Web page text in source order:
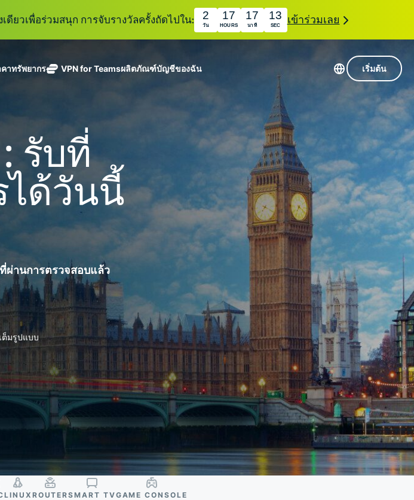
ดียวเพื่อร่วมสนุก การจับรางวัลครั้งถัดไปใน: 2
วัน
17
HOURS
17
นาที
12
SEC เข้าร่วมเลย
VPN ความเร็วสูง
ารออนไลน์อย่างปลอดภัย
สมบัติทั้งหมด
การสมัครสมาชิกหนึ่งบัญชีจะมอบการเข้าถึงชุดเครื่องมือความเป็นส่วนตัว
และความปลอดภัยที่มีการเพิ่มขึ้นอย่างต่อเนื่องซึ่งสามารถใช้งานร่วมกันได้
อย่างราบรื่นเพื่อยกระดับชีวิตดิจิทัลของคุณ
ดูผลิตภัณฑ์ทั้งหมด
MacOS
Linux
าทรัพยากร
VPN สำหรับผู้ใช้งานขั้นเริ่มต้น
วิธีใช้งาน VPN
อธิบายการเข้ารหัสของ VPN
VPN for Teamsผลิตภัณฑ์
แบบส่วนตัวสำหรับ
ปกป้องกล่องข้อความ
ขาเข้าและตัวตนของ
คุณ
ExpressAI
AI สำหรับผู้
แรกที่ขับ
computing
สำหรับความ
อัจฉริยะที่เน้น
ความเป็นส่วน
ตัว
eSIM ฟรีใน
กว่า 150
ประเทศ
system tools,
and more.
บัญชีของฉัน เริ่มต้น
รับที่
ด้วันนี้
ผ่านการตรวจสอบแล้ว
ต็มรูปแบบ
LINUX ROUTERSMART TVGAME CONSOLE